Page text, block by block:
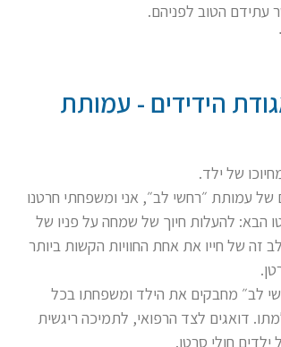
עתידם הטוב לפניהם.
הידידים - עמותת
של ילד.
של עמותת ״רחשי לב״, אני ומשפחתי חרטנו
הבא: להעלות חיוך של שמחה על פניו של
זה של חייו את אחת החוויות הקשות ביותר
לב״ מחבקים את הילד ומשפחתו בכל
דואגים לצד הרפואי, לתמיכה ריגשית
חולי סרטן.